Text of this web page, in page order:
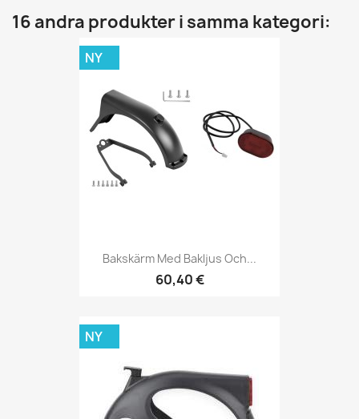
16 andra produkter i samma kategori:
Bakskärm Med Bakljus Och...
60,40 €
NY
NY